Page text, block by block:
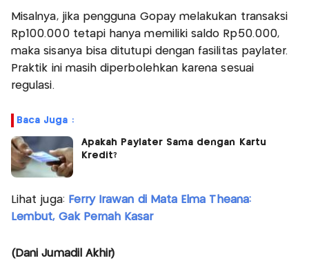
Misalnya, jika pengguna Gopay melakukan transaksi
Rp100.000 tetapi hanya memiliki saldo Rp50.000,
maka sisanya bisa ditutupi dengan fasilitas paylater.
Praktik ini masih diperbolehkan karena sesuai
regulasi.
Baca Juga :
Apakah Paylater Sama dengan Kartu
Kredit?
Lihat juga: Ferry Irawan di Mata Elma Theana:
Lembut, Gak Pernah Kasar
(Dani Jumadil Akhir)